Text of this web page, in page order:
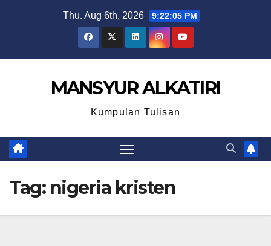
Thu. Aug 6th, 2026 9:22:05 PM
MANSYUR ALKATIRI
Kumpulan Tulisan
Tag: nigeria kristen